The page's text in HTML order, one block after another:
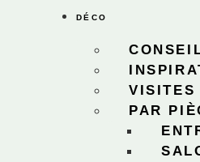
DÉCO
VISITES
PAR